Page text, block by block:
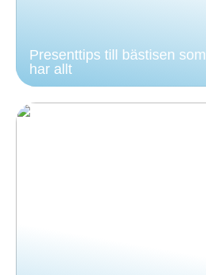
Presenttips till bästisen som
har allt